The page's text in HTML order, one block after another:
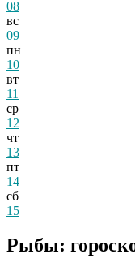
08
вс
09
пн
10
вт
11
ср
12
чт
13
пт
14
сб
15
Рыбы: